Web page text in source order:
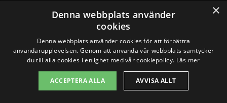
samla in flera offerter från olika
städföretag som erbjuder
visningsstädning i Björnänge. Genom vår
plattform kan du enkelt få kontakt med
flera professionella aktörer och jämföra
priser och tjänster. Det är också viktigt att
×
Denna webbplats använder
cookies
Denna webbplats använder cookies för att förbättra
användarupplevelsen. Genom att använda vår webbplats samtycker
du till alla cookies i enlighet med vår cookiepolicy. Läs mer
ACCEPTERA ALLA AVVISA ALLT